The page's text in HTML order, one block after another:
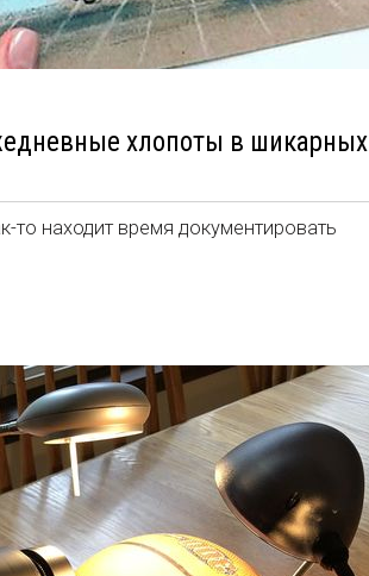
хлопоты в шикарных
то находит время документировать